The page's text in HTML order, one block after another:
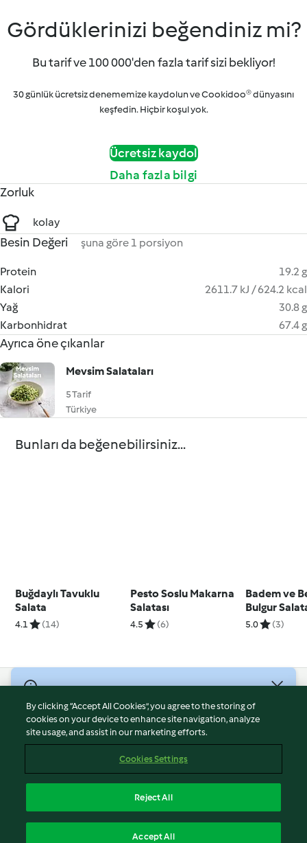
Gördüklerinizi beğendiniz mi?
Bu tarif ve 100 000'den fazla tarif sizi bekliyor!
30 günlük ücretsiz denememize kaydolun ve Cookidoo® dünyasını
keşfedin. Hiçbir koşul yok.
Ücretsiz kaydol
Daha fazla bilgi
Zorluk
kolay
Besin Değeri şuna göre 1 porsiyon
Protein
19.2 g
Kalori
2611.7 kJ / 624.2 kcal
Yağ
30.8 g
Karbonhidrat
67.4 g
Ayrıca öne çıkanlar
Mevsim Salataları
5 Tarif
Türkiye
Bunları da beğenebilirsiniz...
Buğdaylı Tavuklu
Salata
4.1 (14)
Pesto Soslu Makarna
Salatası
4.5 (6)
Badem ve
Bulgur
5.0 (3)
Hizmet Koşulları
Gizlilik Politikası
Firma Bilgileri
İçeriği bildir
By clicking “Accept All Cookies”, you agree to the storing of
cookies on your device to enhance site navigation, analyze
site usage, and assist in our marketing efforts.
Cookies Settings
Reject All
Accept All